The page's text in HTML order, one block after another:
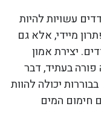
עשויות להיות
מיידי, אלא גם
יצירת אמון
בעתיד, דבר
יכולה להוות
חימום המים